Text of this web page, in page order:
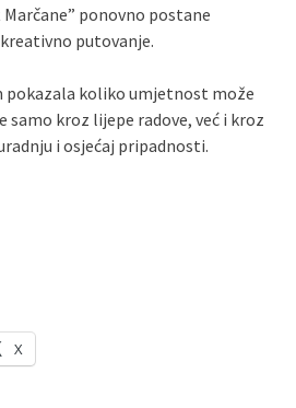
ponovno postane
putovanje.
pokazala koliko umjetnost može
samo kroz lijepe radove, već i kroz
i osjećaj pripadnosti.
X